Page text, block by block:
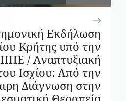
Εκδήλωση
Κρήτης υπό την
ΠΠΕ / Αναπτυξιακή
Ισχίου: Από την
Διάγνωση στην